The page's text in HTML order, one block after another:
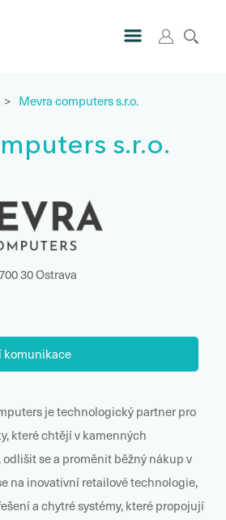
> Mevra computers s.r.o.
s.r.o.
30 Ostrava
komunikace
je technologický partner pro
které chtějí v kamenných
se a proměnit běžný nákup v
na inovativní retailové technologie,
a chytré systémy, které propojují